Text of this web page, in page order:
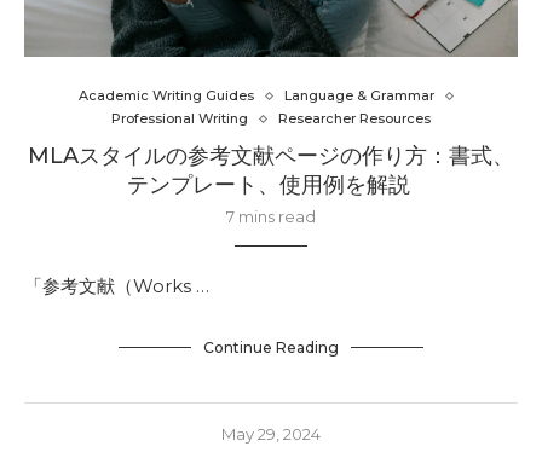
Academic Writing Guides
Language & Grammar
Professional Writing
Researcher Resources
MLAスタイルの参考文献ページの作り方：書式、
テンプレート、使用例を解説
7 mins read
「参考文献（Works …
Continue Reading
May 29, 2024